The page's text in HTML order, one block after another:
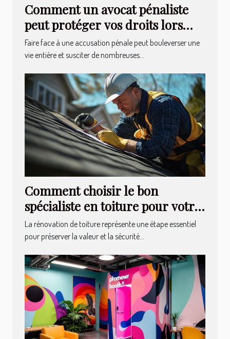
Comment un avocat pénaliste
peut protéger vos droits lors
d'une accusation ?
Faire face à une accusation pénale peut bouleverser une
vie entière et susciter de nombreuses...
Comment choisir le bon
spécialiste en toiture pour votre
rénovation ?
La rénovation de toiture représente une étape essentiel
pour préserver la valeur et la sécurité...